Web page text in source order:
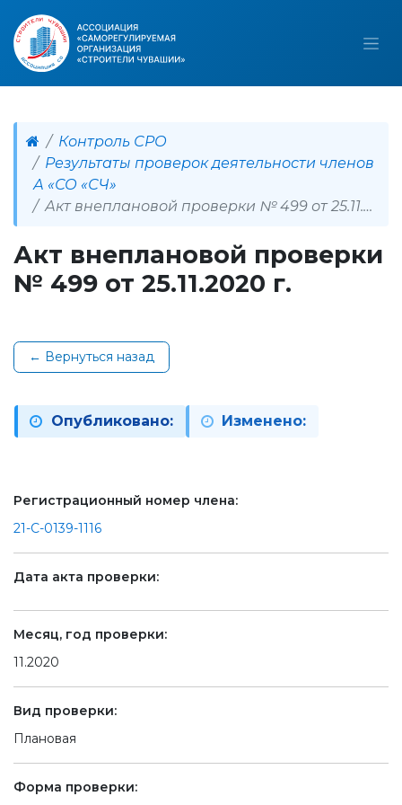
Контроль СРО
Результаты проверок деятельности членов
А «СО «СЧ»
Акт внеплановой проверки № 499 от 25.11.2020 г.
Акт внеплановой проверки
№ 499 от 25.11.2020 г.
← Вернуться назад
Опубликовано: Изменено:
Регистрационный номер члена:
21-С-0139-1116
Дата акта проверки:
Месяц, год проверки:
11.2020
Вид проверки:
Плановая
Форма проверки: